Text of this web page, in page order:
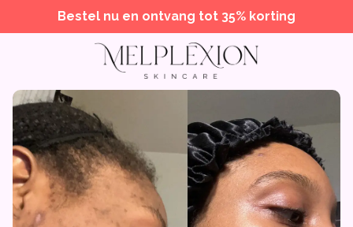
Bestel nu en ontvang tot 35% korting